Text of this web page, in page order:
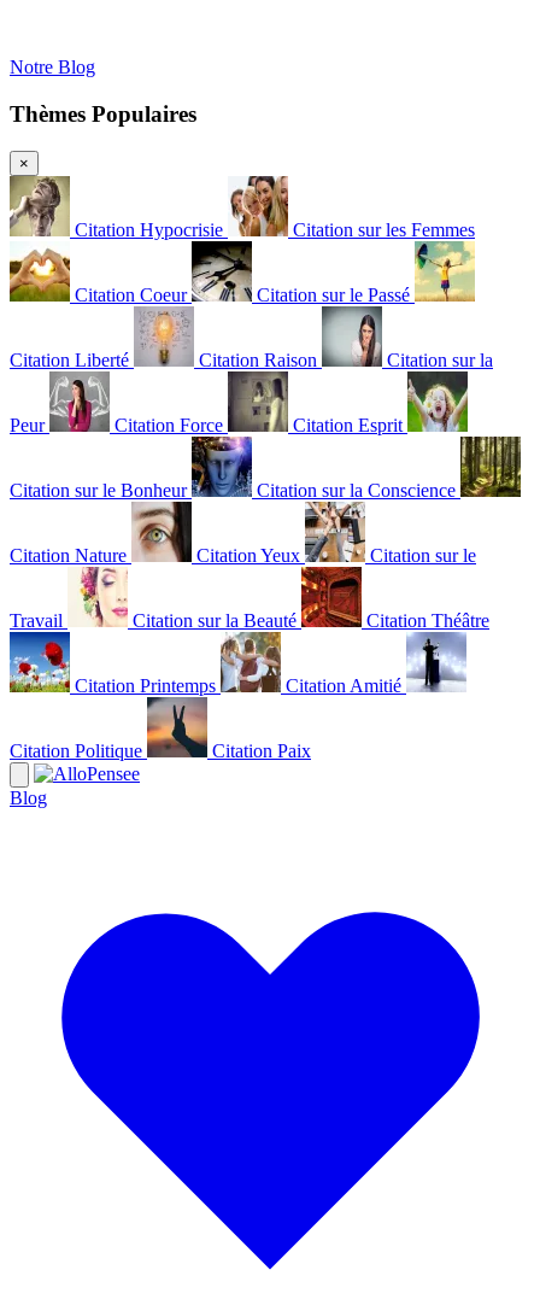
Notre Blog
Thèmes Populaires
×
Citation Hypocrisie Citation sur les Femmes
Citation Coeur Citation sur le Passé
Citation Liberté Citation Raison Citation sur la
Peur Citation Force Citation Esprit
Citation sur le Bonheur Citation sur la Conscience
Citation Nature Citation Yeux Citation sur le
Travail Citation sur la Beauté Citation Théâtre
Citation Printemps Citation Amitié
Citation Politique Citation Paix
Blog